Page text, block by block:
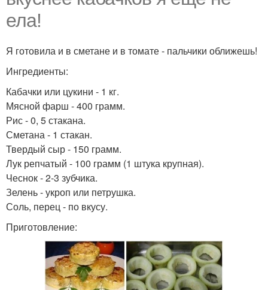
ела!
Я готовила и в сметане и в томате - пальчики оближешь!
Ингредиенты:
Кабачки или цукини - 1 кг.
Мясной фарш - 400 грамм.
Рис - 0, 5 стакана.
Сметана - 1 стакан.
Твердый сыр - 150 грамм.
Лук репчатый - 100 грамм (1 штука крупная).
Чеснок - 2-3 зубчика.
Зелень - укроп или петрушка.
Соль, перец - по вкусу.
Приготовление: